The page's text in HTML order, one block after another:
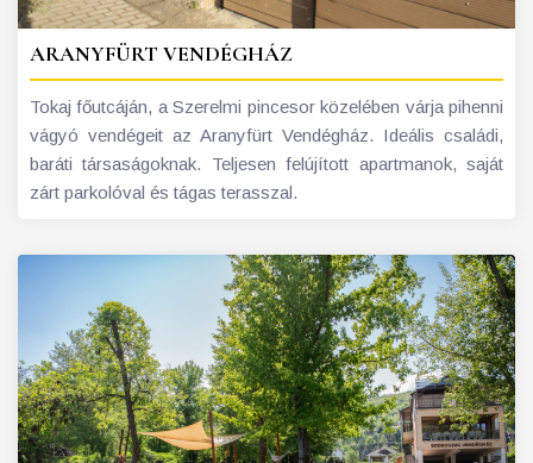
ARANYFÜRT VENDÉGHÁZ
Tokaj főutcáján, a Szerelmi pincesor közelében várja pihenni
vágyó vendégeit az Aranyfürt Vendégház. Ideális családi,
baráti társaságoknak. Teljesen felújított apartmanok, saját
zárt parkolóval és tágas terasszal.